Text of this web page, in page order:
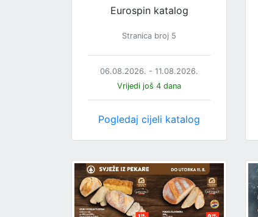
Eurospin katalog
Stranica broj 5
06.08.2026. - 11.08.2026.
Vrijedi još 4 dana
Pogledaj cijeli katalog